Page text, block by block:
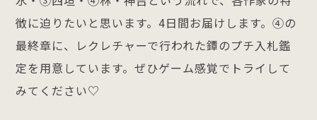
徴に迫りたいと思います。4日間お届けします。④の
最終章に、レクレチャーで行われた鐔のプチ入札鑑
定を用意しています。ぜひゲーム感覚でトライして
みてください♡